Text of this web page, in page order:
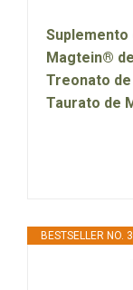
Suplemento
Magtein®
Treonato
Taurato de
BESTSELLER NO. 3